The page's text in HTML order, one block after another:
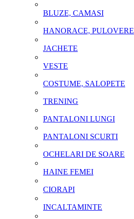
BLUZE, CAMASI
HANORACE, PULOVERE
JACHETE
VESTE
COSTUME, SALOPETE
TRENING
PANTALONI LUNGI
PANTALONI SCURTI
OCHELARI DE SOARE
HAINE FEMEI
CIORAPI
INCALTAMINTE